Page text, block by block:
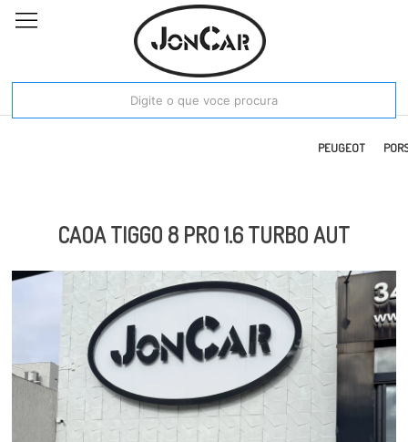
HONDA HYUNDAI JAC
PEUGEOT
CAOA TIGGO 8 PRO 1.6 TURBO AUT